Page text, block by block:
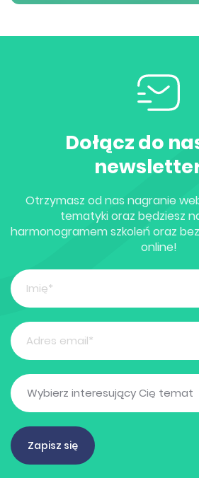
Dołącz do
Otrzymasz od nas nagranie
tematyki oraz będziesz
harmonogramem szkoleń oraz
online!